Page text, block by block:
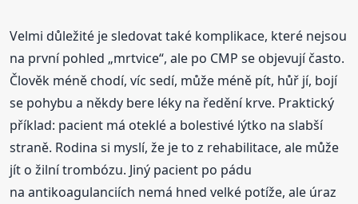
Velmi důležité je sledovat také komplikace, které nejsou
na první pohled „mrtvice“, ale po CMP se objevují často.
Člověk méně chodí, víc sedí, může méně pít, hůř jí, bojí
se pohybu a někdy bere léky na ředění krve. Praktický
příklad: pacient má oteklé a bolestivé lýtko na slabší
straně. Rodina si myslí, že je to z rehabilitace, ale může
jít o žilní trombózu. Jiný pacient po pádu
na antikoagulanciích nemá hned velké potíže, ale úraz